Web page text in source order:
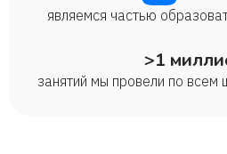
являемся частью
>1
занятий мы провели по